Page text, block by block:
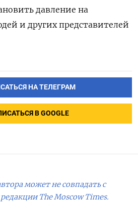
давление на
и других представителей
НА ТЕЛЕГРАМ
В GOOGLE
может не совпадать с
The Moscow Times.